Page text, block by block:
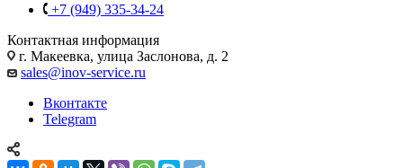
+7 (949) 335-34-24
Контактная информация
г. Макеевка, улица Заслонова, д. 2
sales@inov-service.ru
Вконтакте
Telegram